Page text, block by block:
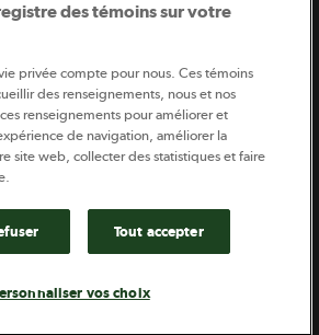
est publié par Sollio Groupe Coopératif.
l’outil d’information de la coopération agricole
des témoins sur votre
privée compte pour nous. Ces témoins
des renseignements, nous et nos
renseignements pour améliorer et
de navigation, améliorer la
site web, collecter des statistiques et faire
Tout accepter
vos choix